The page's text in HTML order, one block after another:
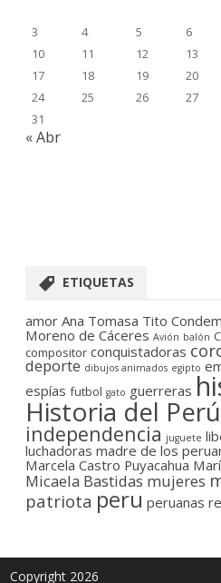
3
4 5 6
10
11 12 13
17
18 19 20
24
25 26 27
31
« Abr
ETIQUETAS
amor Ana Tomasa Tito
Moreno de Cáceres Avión balón
compositor conquistadoras
deporte dibujos animados egipto
espías futbol gato guerreras
Historia del Perú
independencia juguete
luchadoras madre de los
Marcela Castro Puyacahua
Micaela Bastidas mujeres
patriota peru peruanas
Copyright 2026